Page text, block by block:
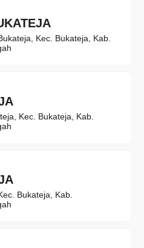
Kec. Bukateja, Kab.
Kec. Bukateja, Kab.
Bukateja, Kab.